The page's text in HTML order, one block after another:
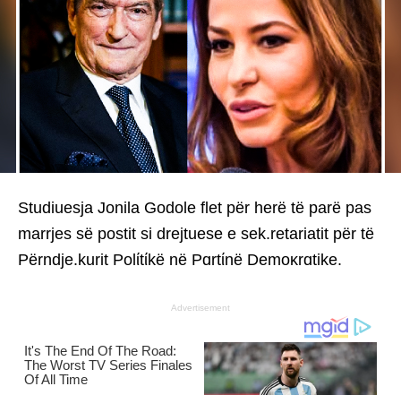
Studiuesja Jonila Godole flet për herë të parë pas
marrjes së postit si drejtuese e sek.retariatit për të
Përndje.kurit Polίtίkë në Pɑrtίnë Demoκrɑtike.
Advertisement